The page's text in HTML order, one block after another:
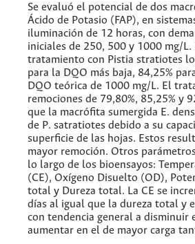
Se evaluó el potencial de dos
Ácido de Potasio (FAP), en
iluminación de 12 horas, con
iniciales de 250, 500 y 1000 mg/
tratamiento con Pistia stratiotes
para la DQO más baja, 84,25%
DQO teórica de 1000 mg/L. El
remociones de 79,80%, 85,25% y
que la macrófita sumergida E.
de P. satratiotes debido a su
superficie de las hojas. Estos
mayor remoción. Otros
lo largo de los bioensayos:
(CE), Oxígeno Disuelto (OD),
total y Dureza total. La CE se
días al igual que la dureza total y
con tendencia general a disminuir
aumentar en el de mayor carga